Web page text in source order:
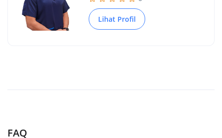
Lihat Profil
FAQ